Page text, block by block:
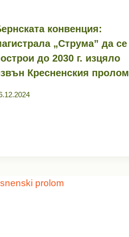
конвенция:
„Струма” да се
до 2030 г. изцяло
Кресненския пролом